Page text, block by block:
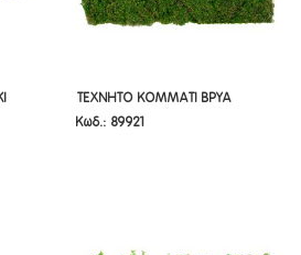
ΤΕΧΝΗΤΟ ΚΟΜΜΑΤΙ ΒΡΥΑ
50Χ50ΕΚ
ΤΕΧΝΗΤΟ ΚΟΜΜΑΤΙ ΒΡΥΑ
50Χ50ΕΚ
Κωδ.: 89921